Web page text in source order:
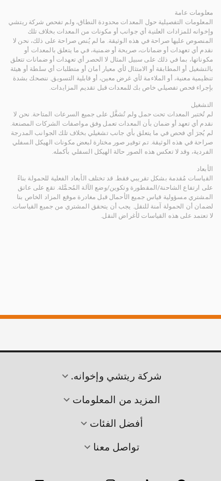
معلومات عامة
المعلومات التفصيلية حول المعدات محدودة النطاق، ولم تفحص شركة ريتشي
وإخوانه للمزادات العلنية أي جوانب أو مكونات من المعدات بخلاف تلك
المنصوص عليها صراحة في هذه الوثيقة. ما لم يُنص صراحة على ذلك، نحن لا
نقدم أي تعهدات أو ضمانات، صريحة أو ضمنية، في ما يتعلق بالمعدات أو
مكوناتها، بما في ذلك على سبيل المثال لا الحصر أي تعهدات أو ضمانات تتعلق
بالتشغيل أو المطابقة أو الامتثال لأي معيار أمان أو متطلبات أي سلطة أو هيئة
تنظيمية معنية، أو الملاءمة لأي غرض معين، أو قابلية التسويق. ننصحك بشدة
بإجراء فحص تفصيلي خاص بك للمعدات قبل تقديم المزايدات.
التشغيل
لم تُختبر المعدات تحت حمل ولم تُشغَّل على جميع السرعات المتاحة. نحن لا
نقدم أي تعهد أو ضمان بأن المعدات تعمل وفق مواصفات الشركات المصنعة.
لم يُجرَ أي فحص في ما يتعلق بأي جانب تشغيلي بخلاف تلك الجوانب المدرجة
صراحة في هذه الوثيقة. تم توفير صور مختارة لبعض مكونات الهيكل السفلي
الفردية، وقد لا تعكس هذه الصور حالة الهيكل السفلي بأكمله.
الأبعاد
القياسات مُقدمة بشكل تقريبي فقط. قد تختلف الأبعاد الفعلية للحمولة بناءً
على ارتفاع الشاحنة/المقطورة وتكوين/وضع الآلة المُحمَّلة. تقع على عاتق
المشتري مسؤولية قياس جميع الأحمال قبل مغادرة موقع المزاد الخاص بنا
لضمان أن الحمولة آمنة للنقل. يجب أن يتحقق المشتري من جميع القياسات.
لا تعتمد على هذه القياسات لأغراض النقل.
شركة ريتشي وإخوانه.
المزيد من المعلومات
أفضل الفئات
تواصل معنا